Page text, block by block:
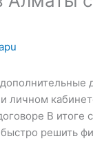
личном
В итоге
решить